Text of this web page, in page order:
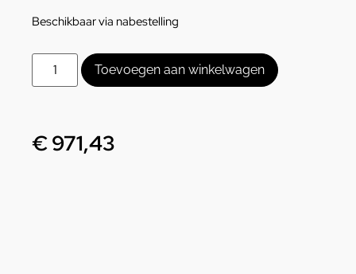
Beschikbaar via nabestelling
Toevoegen aan winkelwagen
€971,43